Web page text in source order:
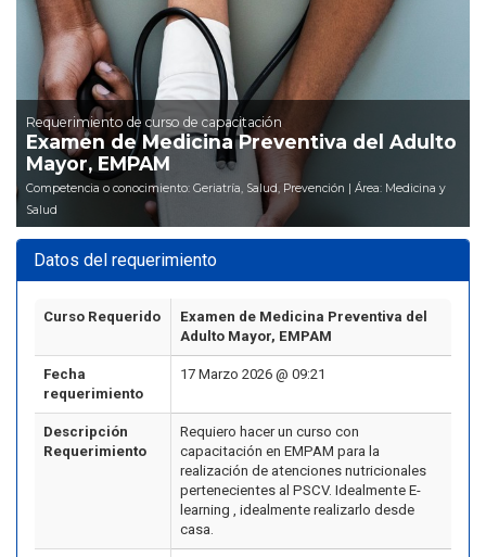
Requerimiento de curso de capacitación
Examen de Medicina Preventiva del Adulto
Mayor, EMPAM
Competencia o conocimiento: Geriatría, Salud, Prevención | Área: Medicina y
Salud
Datos del requerimiento
Curso Requerido
Examen de Medicina Preventiva del
Adulto Mayor, EMPAM
Fecha
requerimiento
17 Marzo 2026 @ 09:21
Descripción
Requerimiento
Requiero hacer un curso con
capacitación en EMPAM para la
realización de atenciones nutricionales
pertenecientes al PSCV. Idealmente E-
learning , idealmente realizarlo desde
casa.